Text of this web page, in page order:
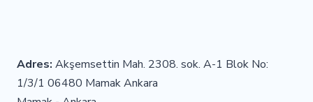
Adres: Akşemsettin Mah. 2308. sok. A-1 Blok No:
1/3/1 06480 Mamak Ankara